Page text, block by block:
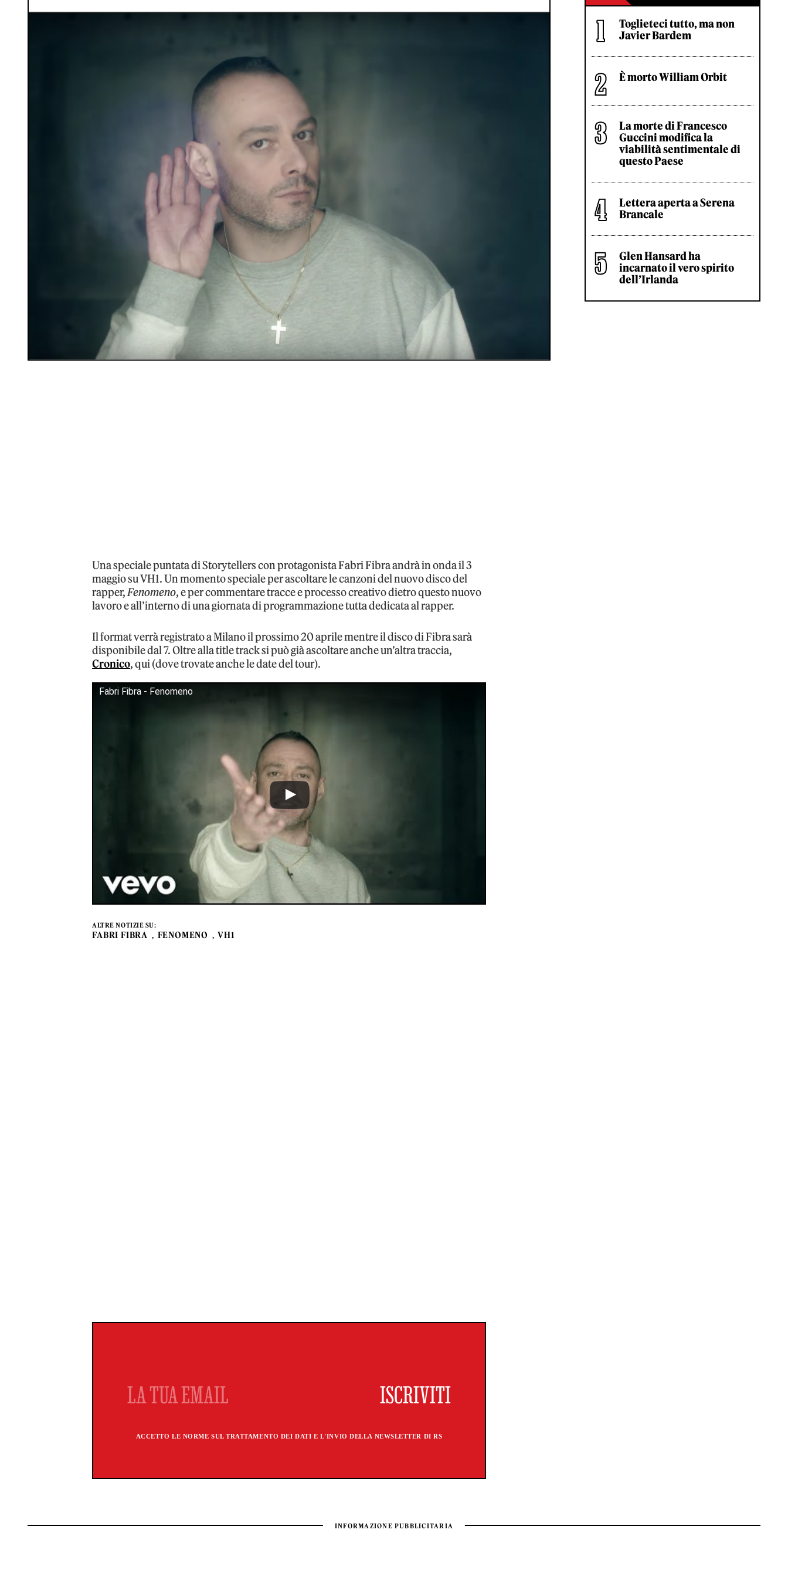
Una speciale puntata di Storytellers con protagonista Fabri Fibra andrà in onda il 3
maggio su VH1. Un momento speciale per ascoltare le canzoni del nuovo disco del
rapper,Fenomeno, e per commentare tracce e processo creativo dietro questo nuovo
lavoro e all’interno di una giornata di programmazione tutta dedicata al rapper.
Il format verrà registrato a Milano il prossimo 20 aprile mentre il disco di Fibra sarà
disponibile dal 7. Oltre alla title track si può già ascoltare anche un’altra traccia,
Cronico, qui (dove trovate anche le date del tour).
Fabri Fibra - Fenomeno
ALTRE NOTIZIE SU:
FABRI FIBRA FENOMENO VH1
ACCETTO LE NORME SUL TRATTAMENTO DEI DATI E L'INVIO DELLA NEWSLETTER DI RS
Toglieteci tutto, ma non
Javier Bardem
È morto William Orbit
La morte di Francesco
Guccini modifica la
viabilità sentimentale di
questo Paese
Lettera aperta a Serena
Brancale
Glen Hansard ha
incarnato il vero spirito
dell’Irlanda